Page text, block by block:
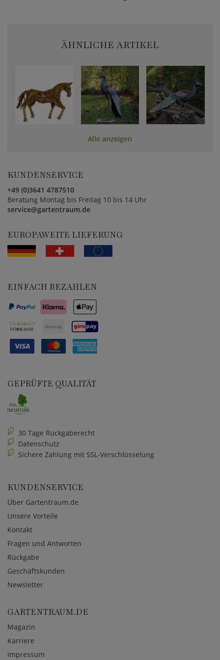
ÄHNLICHE ARTIKEL
Alle anzeigen
KUNDENSERVICE
+49 (0)3641 4787510
Beratung Montag bis Freitag 10 bis 14 Uhr
service@gartentraum.de
EUROPAWEITE LIEFERUNG
EINFACH BEZAHLEN
GEPRÜFTE QUALITÄT
30 Tage Rückgaberecht
Datenschutz
Sichere Zahlung mit SSL-Verschlüsselung
KUNDENSERVICE
Über Gartentraum.de
Unsere Vorteile
Kontakt
Fragen und Antworten
Rückgabe
Geschäftskunden
Newsletter
GARTENTRAUM.DE
Magazin
Karriere
Impressum